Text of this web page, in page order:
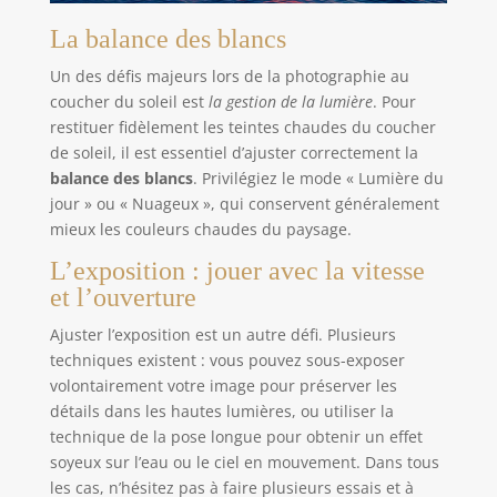
pour vlog, YouTube, streaming et souvenirs
quotidiens. Un pocket appareil photo numérique
La balance des blancs
Un des défis majeurs lors de la photographie au
coucher du soleil est la gestion de la lumière. Pour
restituer fidèlement les teintes chaudes du coucher
de soleil, il est essentiel d’ajuster correctement la
balance des blancs. Privilégiez le mode « Lumière du
jour » ou « Nuageux », qui conservent généralement
mieux les couleurs chaudes du paysage.
L’exposition : jouer avec la vitesse
et l’ouverture
Ajuster l’exposition est un autre défi. Plusieurs
techniques existent : vous pouvez sous-exposer
volontairement votre image pour préserver les
détails dans les hautes lumières, ou utiliser la
technique de la pose longue pour obtenir un effet
soyeux sur l’eau ou le ciel en mouvement. Dans tous
les cas, n’hésitez pas à faire plusieurs essais et à